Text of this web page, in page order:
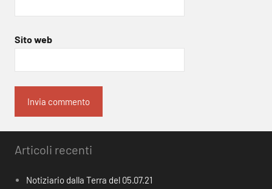
Sito web
Articoli recenti
Notiziario dalla Terra del 05.07.21